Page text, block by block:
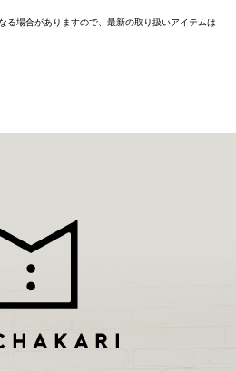
る場合がありますので、最新の取り扱いアイテムは